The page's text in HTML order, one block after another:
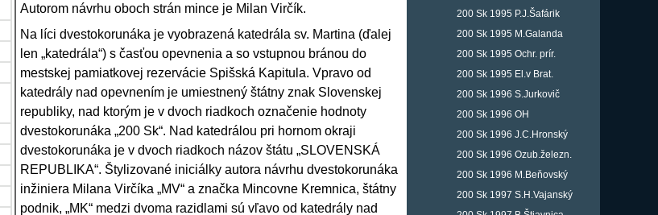
Autorom návrhu oboch strán mince je Milan Virčík.
Na líci dvestokorunáka je vyobrazená katedrála sv. Martina (ďalej
len „katedrála“) s časťou opevnenia a so vstupnou bránou do
mestskej pamiatkovej rezervácie Spišská Kapitula. Vpravo od
katedrály nad opevnením je umiestnený štátny znak Slovenskej
republiky, nad ktorým je v dvoch riadkoch označenie hodnoty
dvestokorunáka „200 Sk“. Nad katedrálou pri hornom okraji
dvestokorunáka je v dvoch riadkoch názov štátu „SLOVENSKÁ
REPUBLIKA“. Štylizované iniciálky autora návrhu dvestokorunáka
inžiniera Milana Virčíka „MV“ a značka Mincovne Kremnica, štátny
podnik, „MK“ medzi dvoma razidlami sú vľavo od katedrály nad
200 Sk 1995 P.J.Šafárik
200 Sk 1995 M.Galanda
200 Sk 1995 Ochr. prír.
200 Sk 1995 El.v Brat.
200 Sk 1996 S.Jurkovič
200 Sk 1996 OH
200 Sk 1996 J.C.Hronský
200 Sk 1996 Ozub.železn.
200 Sk 1996 M.Beňovský
200 Sk 1997 S.H.Vajanský